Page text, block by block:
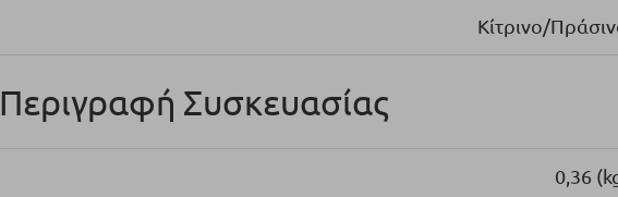
Κίτρινο/
Περιγραφή Συσκευασίας
0,36